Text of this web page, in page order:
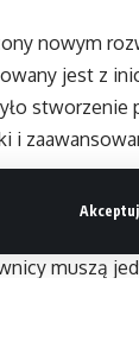
nowym
jest z
stworzenie
i
jest
muszą